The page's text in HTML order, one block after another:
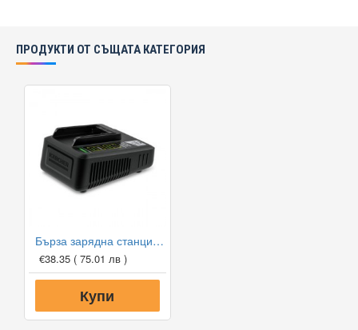
ПРОДУКТИ ОТ СЪЩАТА КАТЕГОРИЯ
Бърза зарядна станция 18V
€38.35 ( 75.01 лв )
Купи